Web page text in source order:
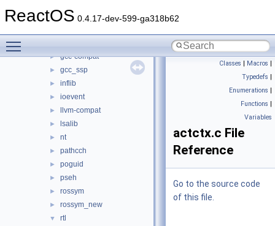
ReactOS 0.4.17-dev-599-ga318b62
► evtlib
► gcc-compat
► gcc_ssp
► inflib
► ioevent
► llvm-compat
► lsalib
► nt
► pathcch
► poguid
► pseh
► rossym
► rossym_new
▼ rtl
Classes | Macros |
Typedefs |
Enumerations |
Functions |
Variables
actctx.c File
Reference
Go to the source code
of this file.